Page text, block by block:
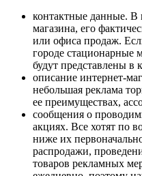
контактные данные. В
магазина, его
или офиса продаж.
городе стационарные
будут представлены в
описание интернет-
небольшая реклама
ее преимуществах,
сообщения о
акциях. Все хотят по
ниже их
распродажи,
товаров рекламных